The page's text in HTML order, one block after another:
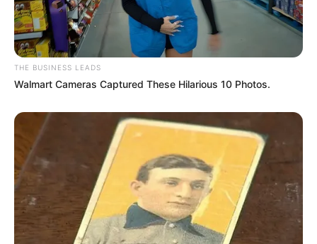
THE BUSINESS LEADS
Walmart Cameras Captured These Hilarious 10 Photos.